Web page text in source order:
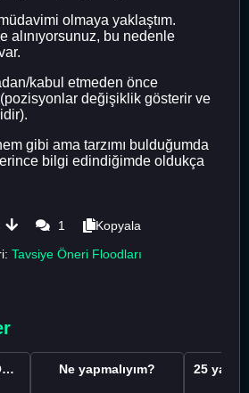
olmaya yaklaştım.
alınıyorsunuz, bu nedenle
kabul etmeden önce
(pozisyonlar değişiklik gösterir ve
gibi ama tarzımı bulduğumda
bilgi edindiğimde oldukça
1
Kopyala
Tavsiye Öneri Floodları
Nörodiverjan Tıp Öğrencisi Yeni Bir Yol Arıyor Ne yapmalıyım?